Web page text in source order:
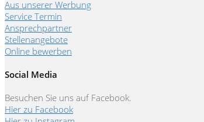
Aus unserer Werbung
Service Termin
Ansprechpartner
Stellenangebote
Online bewerben
Social Media
Besuchen Sie uns auf Facebook.
Hier zu Facebook